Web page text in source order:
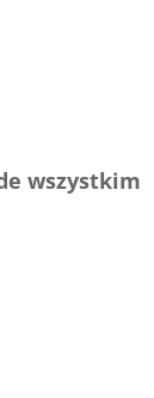
wszystkim